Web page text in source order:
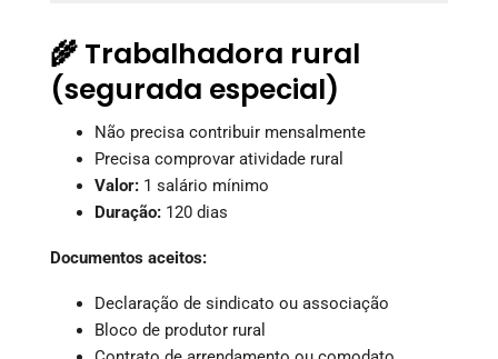
🌾 Trabalhadora rural
(segurada especial)
Não precisa contribuir mensalmente
Precisa comprovar atividade rural
Valor: 1 salário mínimo
Duração: 120 dias
Documentos aceitos:
Declaração de sindicato ou associação
Bloco de produtor rural